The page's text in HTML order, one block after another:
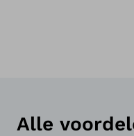
Alle